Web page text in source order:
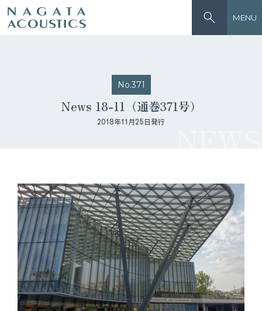
MENU
No.371
News 18-11（通巻371号）
2018年11月25日発行